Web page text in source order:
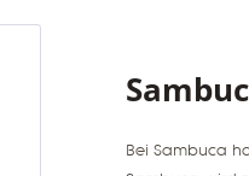
Bei Sambuca